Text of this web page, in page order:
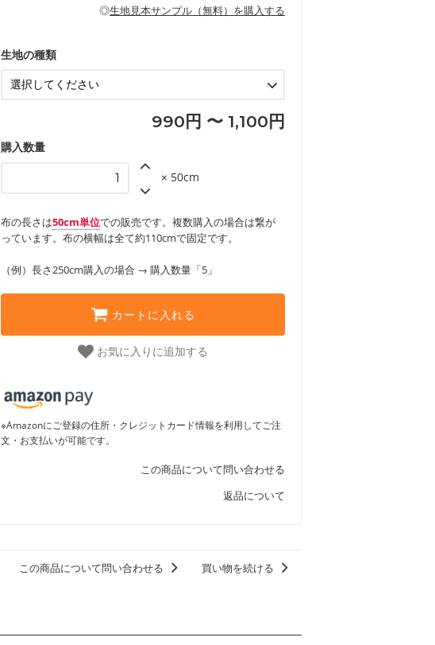
・カーテン、エプロン、テーブルクロスなどの暮らしの
・パンツ、タックスカートなどのボトムス
もっと詳しく見る
・インテリア用品
◎生地見本サンプル（無料）を購入する
生地の種類
990円 〜 1,100円
購入数量
× 50cm
布の長さは50cm単位での販売です。複数購入の場合は繋が
っています。布の横幅は全て約110cmで固定です。
（例）長さ250cm購入の場合 → 購入数量「5」
カートに入れる
お気に入りに追加する
※Amazonにご登録の住所・クレジットカード情報を利用してご注
文・お支払いが可能です。
この商品について問い合わせる
返品について
この商品について問い合わせる 買い物を続ける